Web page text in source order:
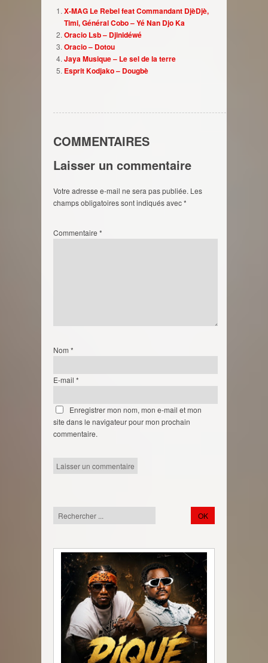
X-MAG Le Rebel feat Commandant DjèDjè,
Timi, Général Cobo – Yé Nan Djo Ka
Oracio Lsb – Djinidéwé
Oracio – Dotou
Jaya Musique – Le sel de la terre
Esprit Kodjako – Dougbè
COMMENTAIRES
Laisser un commentaire
Votre adresse e-mail ne sera pas publiée. Les
champs obligatoires sont indiqués avec*
Commentaire *
Nom *
E-mail *
Enregistrer mon nom, mon e-mail et mon
site dans le navigateur pour mon prochain
commentaire.